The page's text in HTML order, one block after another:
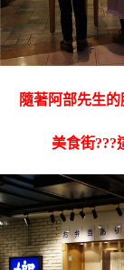
隨著阿部先生
美食街